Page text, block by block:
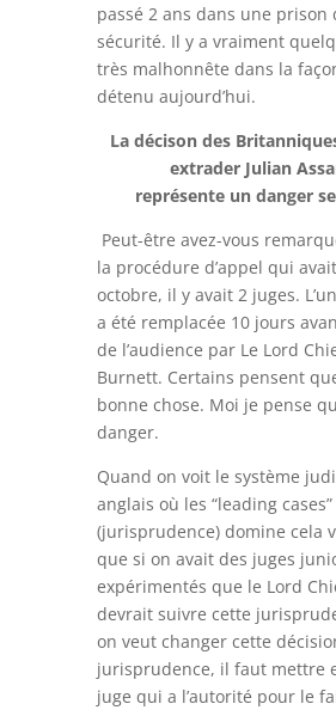
passé 2 ans dans une prison
sécurité. Il y a vraiment
très malhonnête dans la
détenu aujourd’hui.
La décison des
extrader Julian
représente un danger
Peut-être avez-vous
la procédure d’appel qui
octobre, il y avait 2 juges.
a été remplacée 10 jours
de l’audience par Le Lord
Burnett. Certains pensent
bonne chose. Moi je pense
danger.
Quand on voit le système
anglais où les “leading cases”
(jurisprudence) domine cela
que si on avait des juges
expérimentés que le Lord
devrait suivre cette
on veut changer cette
jurisprudence, il faut mettre
juge qui a l’autorité pour le